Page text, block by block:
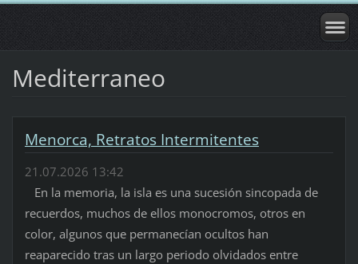
Mediterraneo
Menorca, Retratos Intermitentes
21.07.2026 13:42
En la memoria, la isla es una sucesión sincopada de
recuerdos, muchos de ellos monocromos, otros en
color, algunos que permanecían ocultos han
reaparecido tras un largo periodo olvidados entre